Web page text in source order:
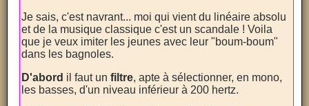
Je sais, c'est navrant... moi qui vient du linéaire absolu
et de la musique classique c'est un scandale ! Voila
que je veux imiter les jeunes avec leur "boum-boum"
dans les bagnoles.
D'abord il faut unfiltre, apte à sélectionner, en mono,
les basses, d'un niveau inférieur à 200 hertz.